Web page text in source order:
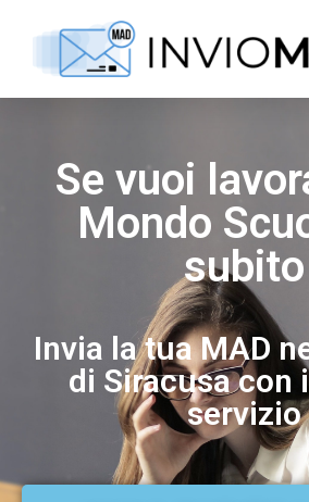
Se vuoi
Mondo
subito
Invia la tua MAD
di Siracusa con
servizio